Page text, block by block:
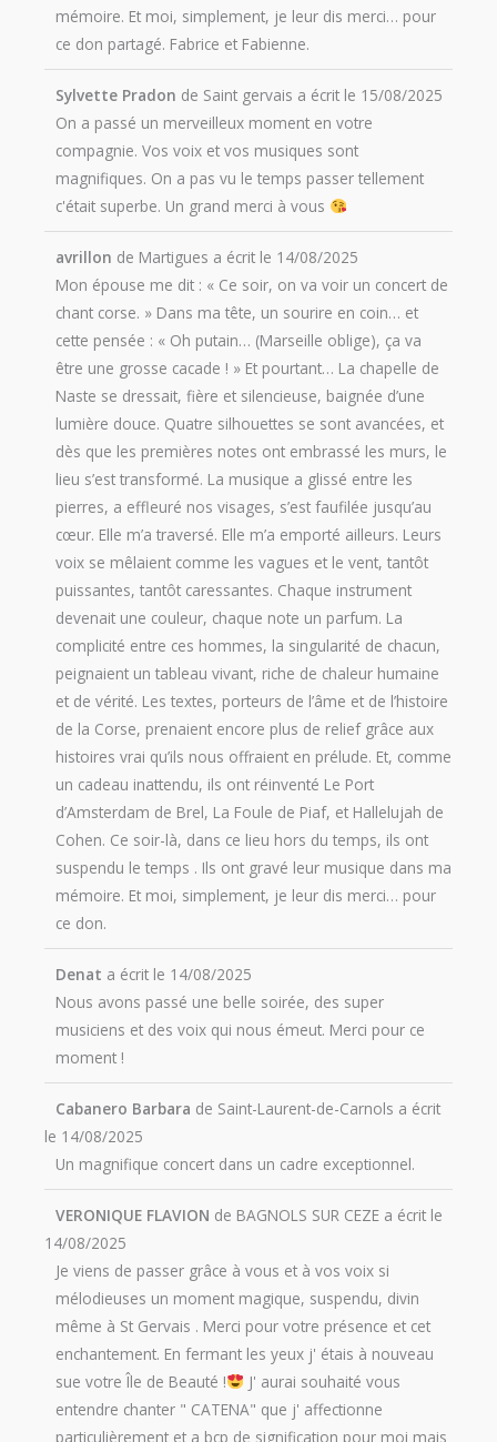
mémoire. Et moi, simplement, je leur dis merci… pour
ce don partagé. Fabrice et Fabienne.
Sylvette Pradon de Saint gervais a écrit le 15/08/2025
On a passé un merveilleux moment en votre
compagnie. Vos voix et vos musiques sont
magnifiques. On a pas vu le temps passer tellement
c'était superbe. Un grand merci à vous
avrillon de Martigues a écrit le 14/08/2025
Mon épouse me dit : « Ce soir, on va voir un concert de
chant corse. » Dans ma tête, un sourire en coin… et
cette pensée : « Oh putain… (Marseille oblige), ça va
être une grosse cacade ! » Et pourtant… La chapelle de
Naste se dressait, fière et silencieuse, baignée d’une
lumière douce. Quatre silhouettes se sont avancées, et
dès que les premières notes ont embrassé les murs, le
lieu s’est transformé. La musique a glissé entre les
pierres, a effleuré nos visages, s’est faufilée jusqu’au
cœur. Elle m’a traversé. Elle m’a emporté ailleurs. Leurs
voix se mêlaient comme les vagues et le vent, tantôt
puissantes, tantôt caressantes. Chaque instrument
devenait une couleur, chaque note un parfum. La
complicité entre ces hommes, la singularité de chacun,
peignaient un tableau vivant, riche de chaleur humaine
et de vérité. Les textes, porteurs de l’âme et de l’histoire
de la Corse, prenaient encore plus de relief grâce aux
histoires vrai qu’ils nous offraient en prélude. Et, comme
un cadeau inattendu, ils ont réinventé Le Port
d’Amsterdam de Brel, La Foule de Piaf, et Hallelujah de
Cohen. Ce soir-là, dans ce lieu hors du temps, ils ont
suspendu le temps . Ils ont gravé leur musique dans ma
mémoire. Et moi, simplement, je leur dis merci… pour
ce don.
Denat a écrit le 14/08/2025
Nous avons passé une belle soirée, des super
musiciens et des voix qui nous émeut. Merci pour ce
moment !
Cabanero Barbara de Saint-Laurent-de-Carnols a écrit
le 14/08/2025
Un magnifique concert dans un cadre exceptionnel.
VERONIQUE FLAVION de BAGNOLS SUR CEZE a écrit le
14/08/2025
Je viens de passer grâce à vous et à vos voix si
mélodieuses un moment magique, suspendu, divin
même à St Gervais . Merci pour votre présence et cet
enchantement. En fermant les yeux j' étais à nouveau
sue votre Île de Beauté !
J' aurai souhaité vous
entendre chanter " CATENA" que j' affectionne
particulièrement et a bcp de signification pour moi mais